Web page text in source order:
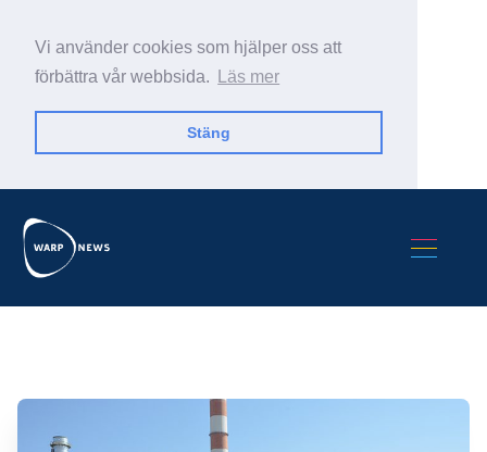
Vi använder cookies som hjälper oss att
förbättra vår webbsida.
Läs mer
Stäng